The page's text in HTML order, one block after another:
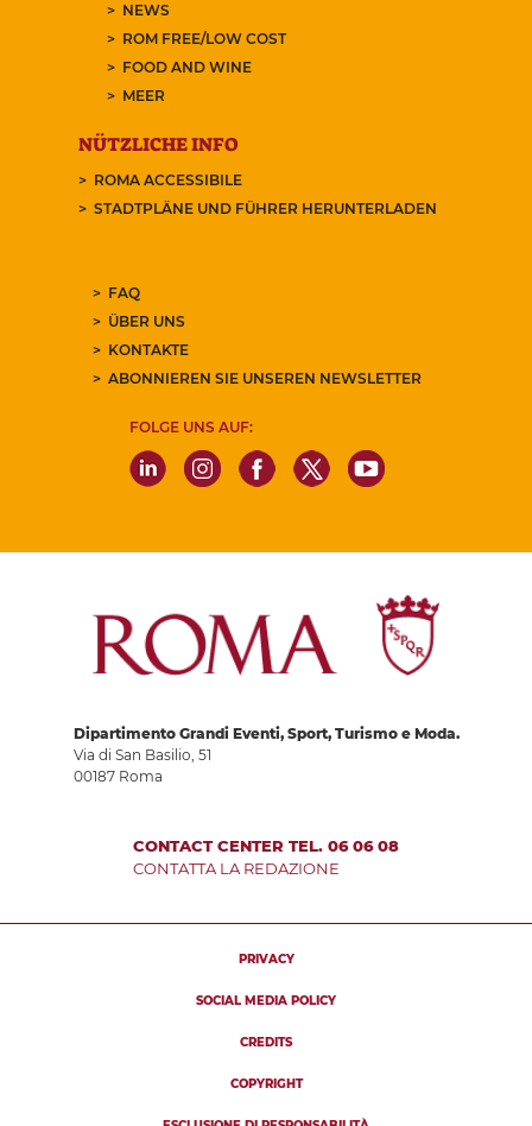
NEWS
ROM FREE/LOW COST
FOOD AND WINE
MEER
NÜTZLICHE INFO
ROMA ACCESSIBILE
STADTPLÄNE UND FÜHRER HERUNTERLADEN
FAQ
ÜBER UNS
KONTAKTE
ABONNIEREN SIE UNSEREN NEWSLETTER
FOLGE UNS AUF:
Dipartimento Grandi Eventi, Sport, Turismo e Moda.
Via di San Basilio, 51
00187 Roma
CONTACT CENTER TEL. 06 06 08
CONTATTA LA REDAZIONE
PRIVACY
SOCIAL MEDIA POLICY
CREDITS
COPYRIGHT